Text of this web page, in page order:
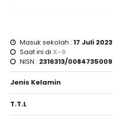
Masuk sekolah : 17 Juli 2023
Saat ini di X-9
NISN : 2316313/0084735009
Jenis Kelamin
T.T.L